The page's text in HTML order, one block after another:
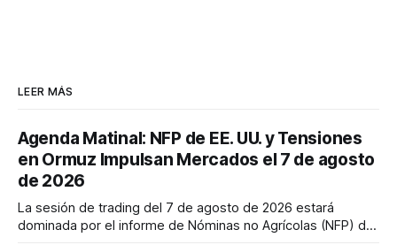
LEER MÁS
Agenda Matinal: NFP de EE. UU. y Tensiones
en Ormuz Impulsan Mercados el 7 de agosto
de 2026
La sesión de trading del 7 de agosto de 2026 estará
dominada por el informe de Nóminas no Agrícolas (NFP) de